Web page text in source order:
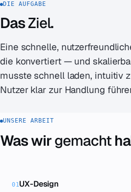
DIE AUFGABE
DasZiel.
Eine schnelle,
die konvertiert — und
musste schnell laden, intuitiv
Nutzer klar zur Handlung
UNSERE ARBEIT
Was wirgemacht
01UX-Design